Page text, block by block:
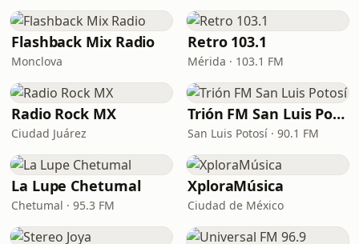
Flashback Mix Radio
Monclova
Retro 103.1
Mérida · 103.1 FM
Radio Rock MX
Ciudad Juárez
Trión FM San Luis Potosí
San Luis Potosí · 90.1 FM
La Lupe Chetumal
Chetumal · 95.3 FM
XploraMúsica
Ciudad de México